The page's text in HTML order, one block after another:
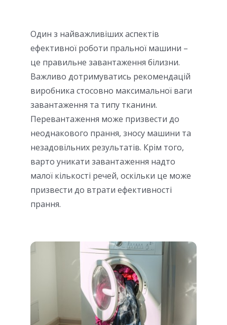
Один з найважливіших аспектів
ефективної роботи пральної машини –
це правильне завантаження білизни.
Важливо дотримуватись рекомендацій
виробника стосовно максимальної ваги
завантаження та типу тканини.
Перевантаження може призвести до
неоднакового прання, зносу машини та
незадовільних результатів. Крім того,
варто уникати завантаження надто
малої кількості речей, оскільки це може
призвести до втрати ефективності
прання.